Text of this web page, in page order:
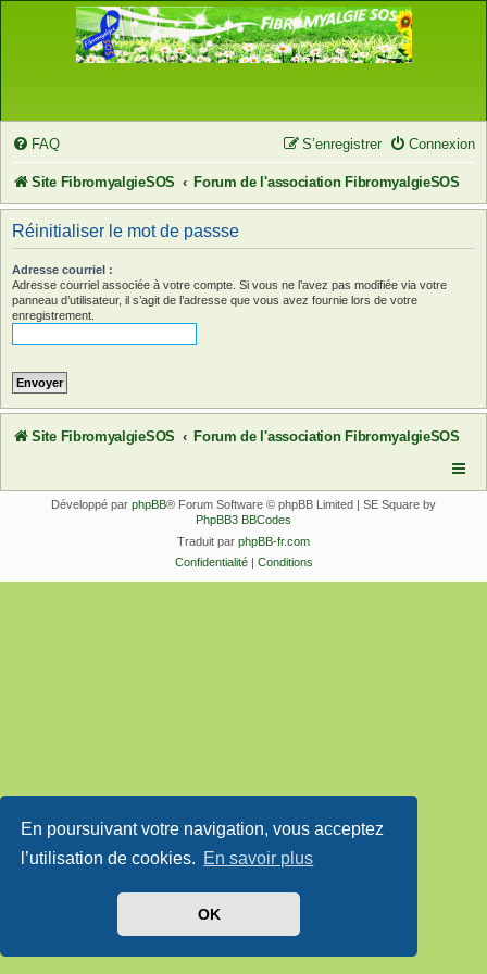
En poursuivant votre navigation, vous acceptez
l’utilisation de cookies. En savoir plus
OK
FAQ Connexion
S’enregistrer
Site FibromyalgieSOS Forum de l'association FibromyalgieSOS
Réinitialiser le mot de passse
Adresse courriel :
Adresse courriel associée à votre compte. Si vous ne l’avez pas modifiée via votre
panneau d’utilisateur, il s’agit de l’adresse que vous avez fournie lors de votre
enregistrement.
Site FibromyalgieSOS Forum de l'association FibromyalgieSOS
Développé par phpBB® Forum Software © phpBB Limited | SE Square by
PhpBB3 BBCodes
Traduit par phpBB-fr.com
Confidentialité| Conditions